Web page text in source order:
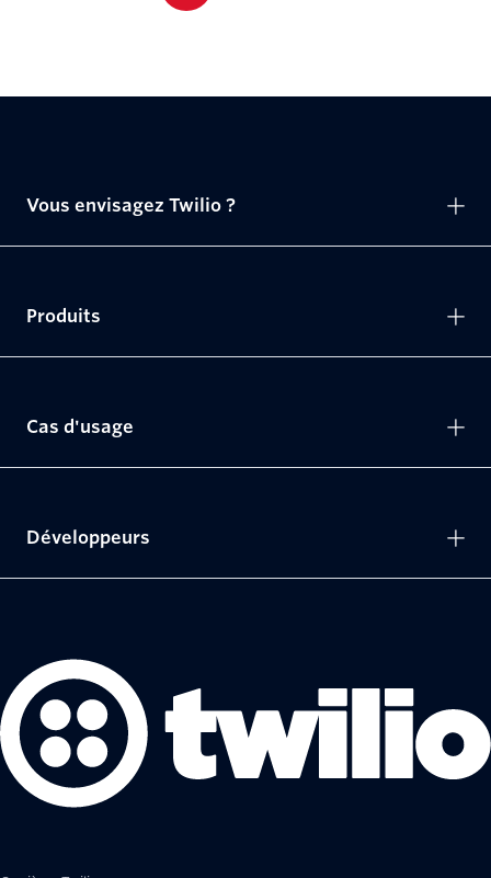
Vous envisagez Twilio ?
Produits
Cas d'usage
Développeurs